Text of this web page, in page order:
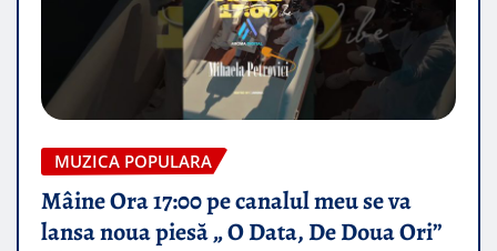
MUZICA POPULARA
Mâine Ora 17:00 pe canalul meu se va
lansa noua piesă „ O Data, De Doua Ori”